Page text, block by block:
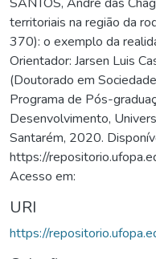
territoriais na região da
370): o exemplo da
Orientador: Jarsen Luis
(Doutorado em
Programa de Pós-
Desenvolvimento,
Santarém, 2020.
https://
Acesso em:
URI
https://